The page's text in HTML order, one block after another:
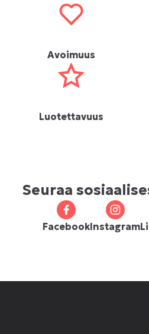
Avoimuus
Luotettavuus
Seuraa
FacebookInstagram